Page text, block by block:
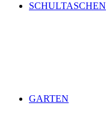
SCHULTASCHEN
GARTEN